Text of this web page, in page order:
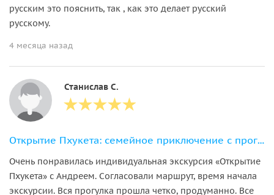
русским это пояснить, так , как это делает русский
русскому.
4 месяца назад
Станислав С.
Открытие Пхукета: семейное приключение с прогулкой со слонами
Очень понравилась индивидуальная экскурсия «Открытие
Пхукета» с Андреем. Согласовали маршрут, время начала
экскурсии. Вся прогулка прошла четко, продуманно. Все